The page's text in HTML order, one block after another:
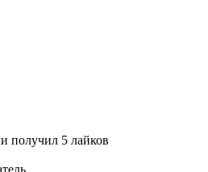
получил 5 лайков